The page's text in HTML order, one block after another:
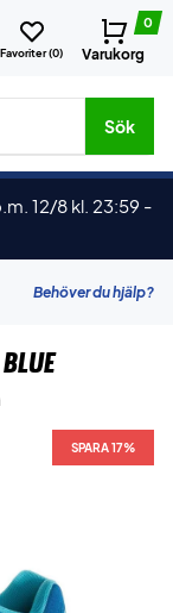
Favoriter (0)
0
Varukorg
Sök
12/8 kl. 23:59 -
Behöver du hjälp?
SPARA 17%
SPARA 17%
SPARA 17%
SPARA 17%
SPARA 17%